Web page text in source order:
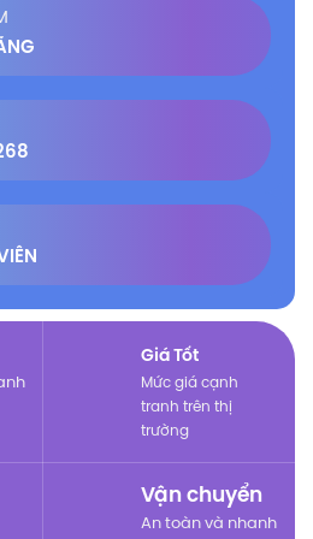
Giá Tốt
Mức giá cạnh
tranh trên thị
trường
Vận chuyển
An toàn và nhanh